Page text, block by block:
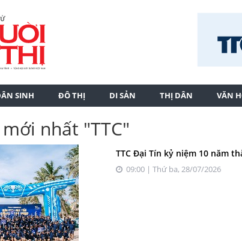
SINH ĐÔ THỊ DI SẢN THỊ DÂN VĂN
nhất "TTC"
TTC Đại Tín kỷ niệm 10 năm
09:00 | Thứ ba, 28/07/2026